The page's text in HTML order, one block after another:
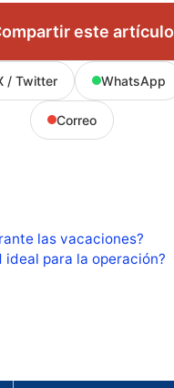
este artículo
/ Twitter WhatsApp
Correo
las vacaciones?
ideal para la operación?